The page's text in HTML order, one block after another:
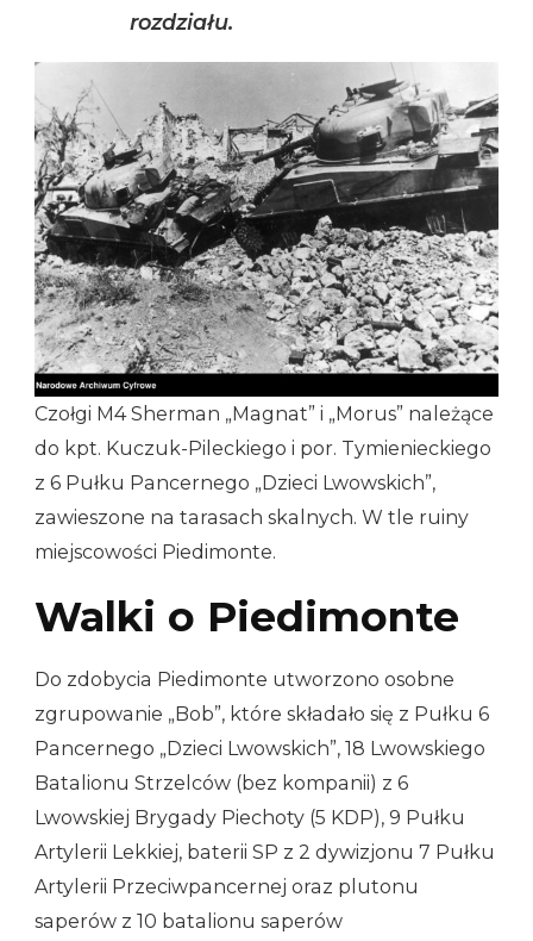
rozdziału.
Czołgi M4 Sherman „Magnat” i „Morus” należące
do kpt. Kuczuk-Pileckiego i por. Tymienieckiego
z 6 Pułku Pancernego „Dzieci Lwowskich”,
zawieszone na tarasach skalnych. W tle ruiny
miejscowości Piedimonte.
Walki o Piedimonte
Do zdobycia Piedimonte utworzono osobne
zgrupowanie „Bob”, które składało się z Pułku 6
Pancernego „Dzieci Lwowskich”, 18 Lwowskiego
Batalionu Strzelców (bez kompanii) z 6
Lwowskiej Brygady Piechoty (5 KDP), 9 Pułku
Artylerii Lekkiej, baterii SP z 2 dywizjonu 7 Pułku
Artylerii Przeciwpancernej oraz plutonu
saperów z 10 batalionu saperów